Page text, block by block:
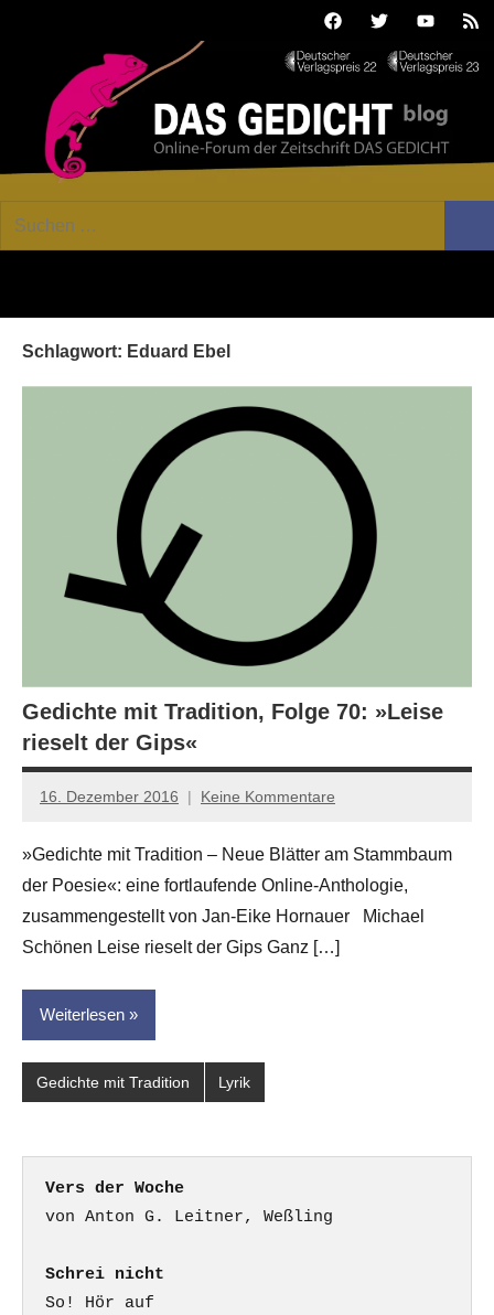
FacebookTwitterYoutube
GEDICHT
Forum
von
Suchen
Schlagwort: Eduard Ebel
Gedichte mit Tradition, Folge 70: »Leise
rieselt der Gips«
16. Dezember 2016
Jan-
Hornauer
für
dasgedichtblog
Keine Kommentare
»Gedichte mit Tradition – Neue Blätter am Stammbaum
der Poesie«: eine fortlaufende Online-Anthologie,
zusammengestellt von Jan-Eike Hornauer Michael
Schönen Leise rieselt der Gips Ganz […]
Weiterlesen
Gedichte mit Tradition Lyrik
Vers der Woche
Schrei nicht
So! Hör auf